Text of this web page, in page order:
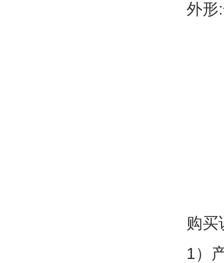
外形
购买
1）